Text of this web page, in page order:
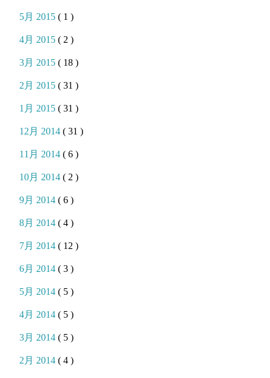
5月 2015( 1 )
4月 2015( 2 )
3月 2015( 18 )
2月 2015( 31 )
1月 2015( 31 )
12月 2014( 31 )
11月 2014( 6 )
10月 2014( 2 )
9月 2014( 6 )
8月 2014( 4 )
7月 2014( 12 )
6月 2014( 3 )
5月 2014( 5 )
4月 2014( 5 )
3月 2014( 5 )
2月 2014( 4 )